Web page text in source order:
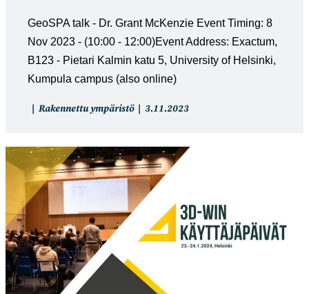
GeoSPA talk - Dr. Grant McKenzie Event Timing: 8
Nov 2023 - (10:00 - 12:00)Event Address: Exactum,
B123 - Pietari Kalmin katu 5, University of Helsinki,
Kumpula campus (also online)
Artikkelin
Rakennettu ympäristö
Artikkeli
3.11.2023